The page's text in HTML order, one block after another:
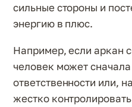
сильные стороны и
энергию в плюс.
Например, если аркан
человек может сначала
ответственности или,
жестко